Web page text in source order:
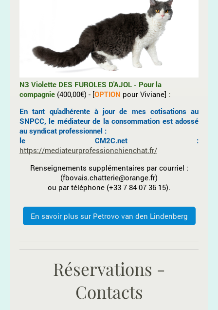
N3 Violette DES FUROLES D'AJOL - Pour la
compagnie (400,00€) - [OPTION pour Viviane] :
En tant qu'adhérente à jour de mes cotisations au
SNPCC, le médiateur de la consommation est adossé
au syndicat professionnel :
le CM2C.net :
https://mediateurprofessionchienchat.fr/
Renseignements supplémentaires par courriel :
(fbovais.chatterie@orange.fr)
ou par téléphone (+33 7 84 07 36 15).
En savoir plus sur Petrovo van den Lindenberg
Réservations -
Contacts